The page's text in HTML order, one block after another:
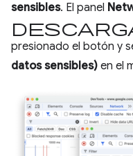
sensibles. El panel
presionado el botón y
datos sensibles) en el